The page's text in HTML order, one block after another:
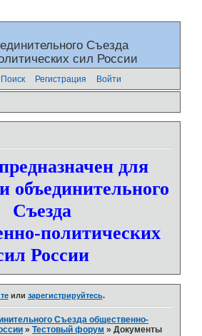
Съезда
сил России
Поиск Регистрация Войти
для
объединительного
Съезда
политических
России
или зарегистрируйтесь.
Съезда общественно-
»Тестовый форум »Документы